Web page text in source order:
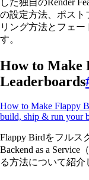
の設定方法、ポスト
リング方法とフェ
す。
How to Make
Leaderboards
How to Make Flappy
build, ship & run your
Flappy Birdをフルス
Backend as a
る方法について紹介